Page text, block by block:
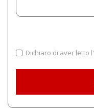
Dichiaro di aver letto l'